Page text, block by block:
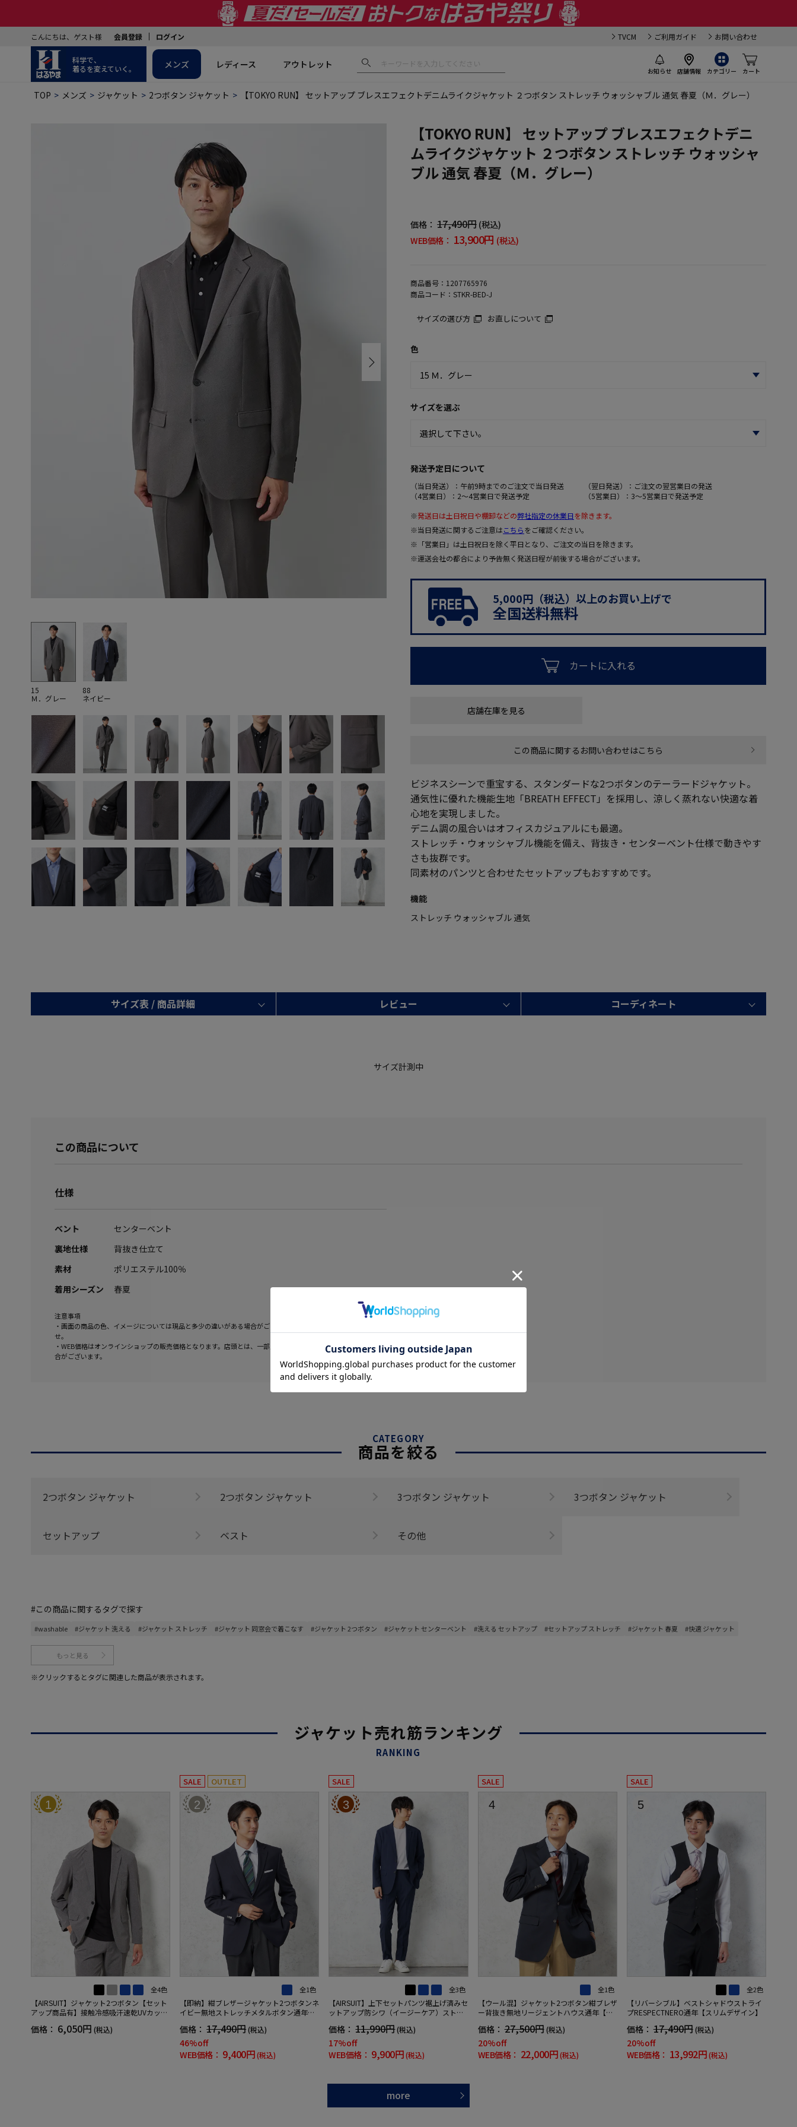
こんにちは、ゲスト様 会員登録 ログイン TVCM ご利用ガイド お問い合わせ
科学で、
着るを変えていく。
お知らせ 店舗情報 カテゴリー カート
メンズ レディース アウトレット
TOP メンズ ジャケット 2つボタン ジャケット 【TOKYO RUN】 セットアップ ブレスエフェクトデニムライクジャケット ２つボタン ストレッチ ウォッシャブル 通気 春夏（Ｍ．グレー）
15
Ｍ．グレー
88
ネイビー
【TOKYO RUN】 セットアップ ブレスエフェクトデニ
ムライクジャケット ２つボタン ストレッチ ウォッシャ
ブル 通気 春夏（Ｍ．グレー）
価格： 17,490円 (税込)
WEB価格： 13,900円 (税込)
商品番号： 1207765976
商品コード： STKR-BED-J
サイズの選び方 お直しについて
色
サイズを選ぶ
発送予定日について
（当日発送）：午前9時までのご注文で当日発送
（翌日発送）：ご注文の翌営業日の発送
（4営業日）：2～4営業日で発送予定
（5営業日）：3～5営業日で発送予定
※発送日は土日祝日や棚卸などの弊社指定の休業日を除きます。
※当日発送に関するご注意はこちらをご確認ください。
※「営業日」は土日祝日を除く平日となり、ご注文の当日を除きます。
※運送会社の都合により予告無く発送日程が前後する場合がございます。
5,000円（税込）以上のお買い上げで
全国送料無料
カートに入れる
店舗在庫を見る
この商品に関するお問い合わせはこちら
ビジネスシーンで重宝する、スタンダードな2つボタンのテーラードジャケット。
通気性に優れた機能生地「BREATH EFFECT」を採用し、涼しく蒸れない快適な着
心地を実現しました。
デニム調の風合いはオフィスカジュアルにも最適。
ストレッチ・ウォッシャブル機能を備え、背抜き・センターベント仕様で動きやす
さも抜群です。
同素材のパンツと合わせたセットアップもおすすめです。
機能
ストレッチ ウォッシャブル 通気
サイズ表 / 商品詳細 レビュー コーディネート
サイズ計測中
この商品について
仕様
ベント
センターベント
裏地仕様
背抜き仕立て
素材
ポリエステル100％
着用シーズン
春夏
注意事項
・画面の商品の色、イメージについては現品と多少の違いがある場合がございますが、予めご了承くださいま
せ。
・WEB価格はオンラインショップの販売価格となります。店頭とは、一部販売価格およびセール内容が異なる場
合がございます。
CATEGORY
商品を絞る
2つボタン ジャケット 2つボタン ジャケット 3つボタン ジャケット 3つボタン ジャケット
セットアップ ベスト その他
#この商品に関するタグで探す
#washable #ジャケット 洗える #ジャケット ストレッチ #ジャケット 同窓会で着こなす #ジャケット 2つボタン #ジャケット センターベント #洗える セットアップ #セットアップ ストレッチ #ジャケット 春夏 #快適 ジャケット
もっと見る
※クリックするとタグに関連した商品が表示されます。
ジャケット売れ筋ランキング
RANKING
1
全4色
【AIRSUIT】ジャケット2つボタン【セット
アップ商品有】接触冷感吸汗速乾UVカット
価格： 6,050円 (税込)
SALE OUTLET
2
全1色
【即納】紺ブレザージャケット2つボタンネ
イビー無地ストレッチメタルボタン通年
価格： 17,490円(税込)
46%off
WEB価格： 9,400円(税込)
SALE
3
全3色
【AIRSUIT】上下セットパンツ裾上げ済みセ
ットアップ防シワ（イージーケア）ストレ
ケットノータックスラックス春夏
価格： 11,990円(税込)
17%off
WEB価格： 9,900円(税込)
SALE
4
全1色
【ウール混】ジャケット2つボタン紺ブレザ
ー背抜き無地リージェントハウス通年【定
価格： 27,500円 (税込)
20%off
WEB価格： 22,000円(税込)
SALE
5
全2色
【リバーシブル】ベストシャドウストライ
プRESPECTNERO通年【スリムデザイン】
価格： 17,490円(税込)
20%off
WEB価格： 13,992円(税込)
more